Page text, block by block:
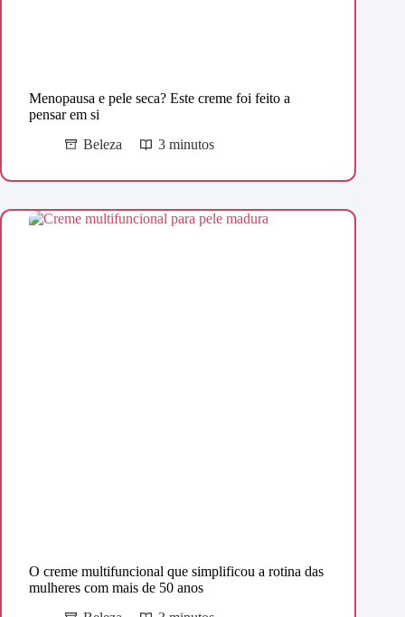
Menopausa e pele seca? Este creme foi feito a
pensar em si
Beleza
3 minutos
O creme multifuncional que simplificou a rotina das
mulheres com mais de 50 anos